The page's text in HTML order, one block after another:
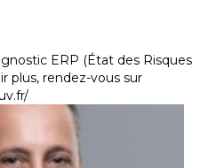
ERP (État des Risques
plus, rendez-vous sur